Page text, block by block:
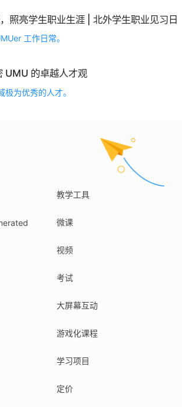
照亮学生职业生涯 | 北外学生职业见习日
工作日常。
UMU 的卓越人才观
为优秀的人才。
教学工具
微课
视频
考试
大屏幕互动
游戏化课程
学习项目
定价